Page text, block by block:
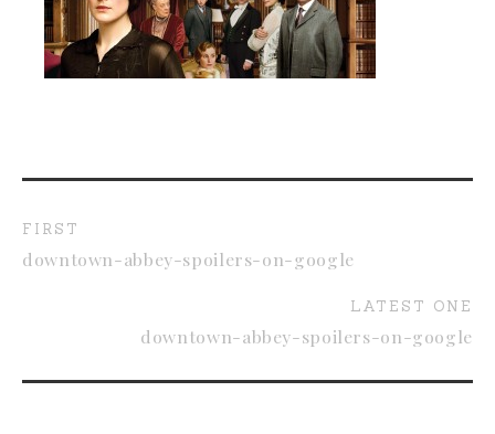
FIRST
downtown-abbey-spoilers-on-google
LATEST ONE
downtown-abbey-spoilers-on-google